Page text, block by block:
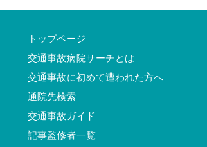
トップページ
交通事故病院サーチとは
交通事故に初めて遭われた方へ
通院先検索
交通事故ガイド
記事監修者一覧